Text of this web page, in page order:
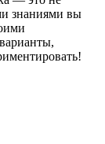
знаниями вы